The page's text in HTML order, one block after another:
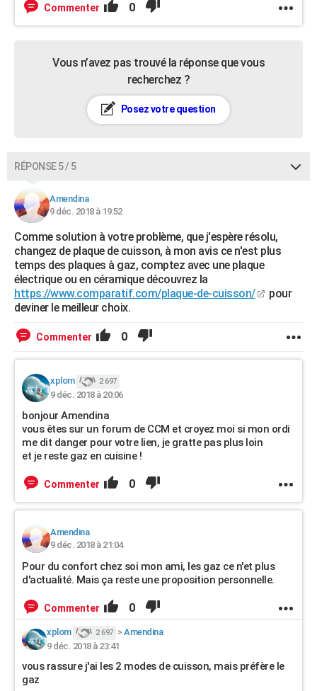
Commenter 0
Vous n’avez pas trouvé la réponse que vous
recherchez ?
Posez votre question
RÉPONSE 5 / 5
Amendina
9 déc. 2018 à 19:52
Comme solution à votre problème, que j'espère résolu,
changez de plaque de cuisson, à mon avis ce n'est plus
temps des plaques à gaz, comptez avec une plaque
électrique ou en céramique découvrez la
https://www.comparatif.com/plaque-de-cuisson/
pour
deviner le meilleur choix.
Commenter 0
xplom 2 697
9 déc. 2018 à 20:06
bonjour Amendina
vous êtes sur un forum de CCM et croyez moi si mon ordi
me dit danger pour votre lien, je gratte pas plus loin
et je reste gaz en cuisine !
Commenter 0
Amendina
9 déc. 2018 à 21:04
Pour du confort chez soi mon ami, les gaz ce n'et plus
d'actualité. Mais ça reste une proposition personnelle.
Commenter 0
xplom 2 697 >Amendina
9 déc. 2018 à 23:41
vous rassure j'ai les 2 modes de cuisson, mais préfère le
gaz